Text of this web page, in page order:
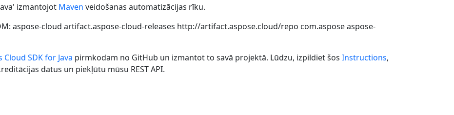
izmantojot Maven veidošanas automatizācijas rīku.
aspose-cloud artifact.aspose-cloud-releases http://artifact.aspose.cloud/repo com.asposeaspose-
Cloud SDK for Java pirmkodam no GitHub un izmantot to savā projektā. Lūdzu, izpildiet šos Instructions,
datus un piekļūtu mūsu REST API.